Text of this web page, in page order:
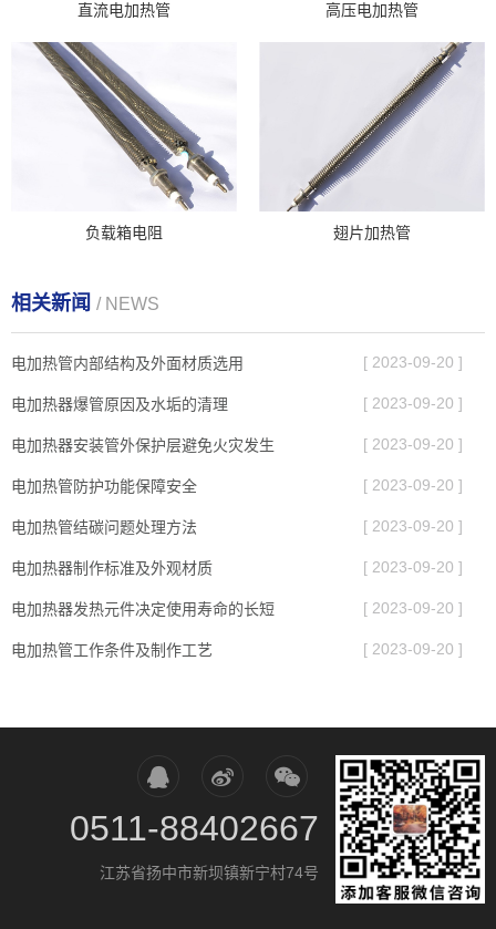
直流电加热管 高压电加热管
负载箱电阻 翅片加热管
相关新闻 / NEWS
电加热管内部结构及外面材质选用 [ 2023-09-20 ]
电加热器爆管原因及水垢的清理 [ 2023-09-20 ]
电加热器安装管外保护层避免火灾发生 [ 2023-09-20 ]
电加热管防护功能保障安全 [ 2023-09-20 ]
电加热管结碳问题处理方法 [ 2023-09-20 ]
电加热器制作标准及外观材质 [ 2023-09-20 ]
电加热器发热元件决定使用寿命的长短 [ 2023-09-20 ]
电加热管工作条件及制作工艺 [ 2023-09-20 ]
0511-88402667
江苏省扬中市新坝镇新宁村74号